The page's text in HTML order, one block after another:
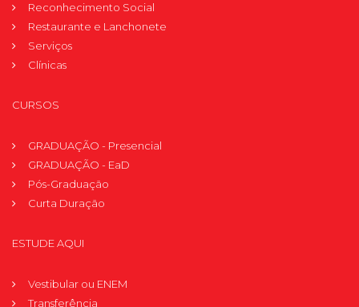
Reconhecimento Social
Restaurante e Lanchonete
Serviços
Clínicas
CURSOS
GRADUAÇÃO - Presencial
GRADUAÇÃO - EaD
Pós-Graduação
Curta Duração
ESTUDE AQUI
Vestibular ou ENEM
Transferência